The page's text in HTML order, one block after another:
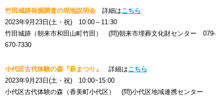
竹田城跡発掘調査の現地説明会 詳細はこちら
2023年9月23日(土・祝) 10:00～11:30
竹田城跡（朝来市和田山町竹田） (問)朝来市埋葬文化財センター 079-
670-7330
小代区古代体験の森『萩まつり』 詳細はこちら
2023年9月23日(土・祝) 10:00~15:00
小代区古代体験の森（香美町小代区） (問)小代区地域連携センター